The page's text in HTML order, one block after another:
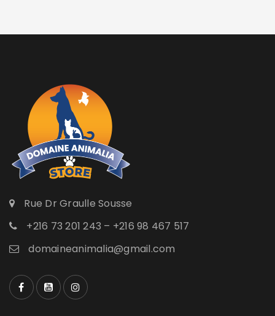
Rue Dr Graulle Sousse
+216 73 201 243 – +216 98 467 517
domaineanimalia@gmail.com